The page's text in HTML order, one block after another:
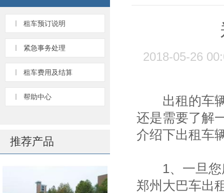
租车预订说明
紧急事务处理
租车费用及结算
帮助中心
推荐产品
2018-05-26
出租的车辆
还是需要了解
介绍下出租车
1、一旦您
郑州大巴车出